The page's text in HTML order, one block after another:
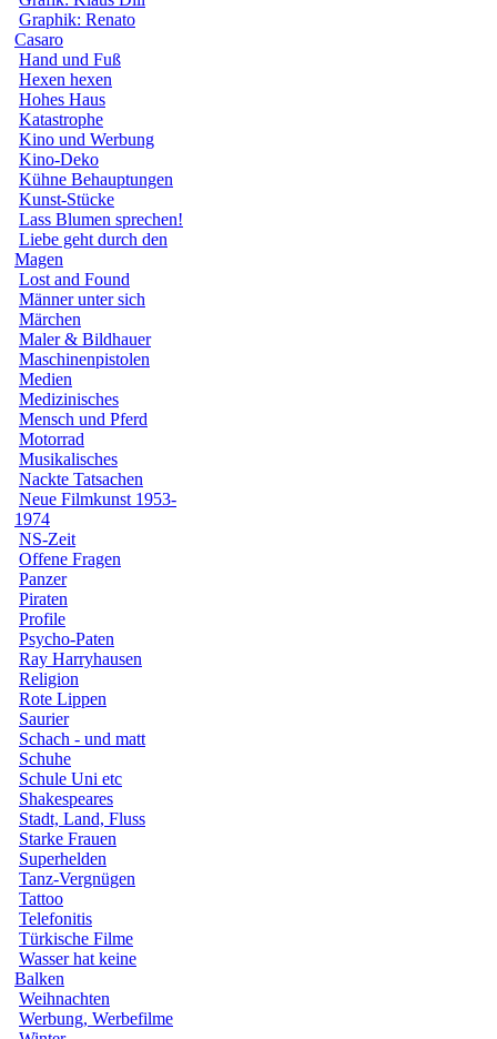
Graphik: Renato
Casaro
Hand und Fuß
Hexen hexen
Hohes Haus
Katastrophe
Kino und Werbung
Kino-Deko
Kühne Behauptungen
Kunst-Stücke
Lass Blumen sprechen!
Liebe geht durch den
Magen
Lost and Found
Männer unter sich
Märchen
Maler & Bildhauer
Maschinenpistolen
Medien
Medizinisches
Mensch und Pferd
Motorrad
Musikalisches
Nackte Tatsachen
Neue Filmkunst 1953-
1974
NS-Zeit
Offene Fragen
Panzer
Piraten
Profile
Psycho-Paten
Ray Harryhausen
Religion
Rote Lippen
Saurier
Schach - und matt
Schuhe
Schule Uni etc
Shakespeares
Stadt, Land, Fluss
Starke Frauen
Superhelden
Tanz-Vergnügen
Tattoo
Telefonitis
Türkische Filme
Wasser hat keine
Balken
Weihnachten
Werbung, Werbefilme